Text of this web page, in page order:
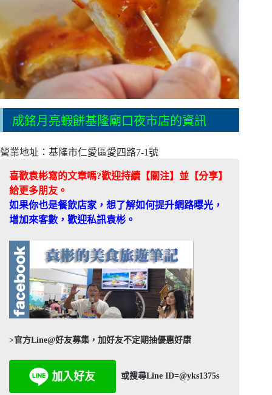
成銘月亮蝦餅基隆廟口夜市店的資訊
營業地址：基隆市仁愛區愛四路7-1號
喜歡袁彬寫的文章嗎?歡迎持續【關注】並【分享】
給更多朋友。
如果你也是餐飲店家，想了解如何提升網路曝光，
增加來客數，歡迎私訊袁彬。
>官方Line@好友募集，加好友不定期抽優惠好康
或搜尋Line ID=@yks1375s